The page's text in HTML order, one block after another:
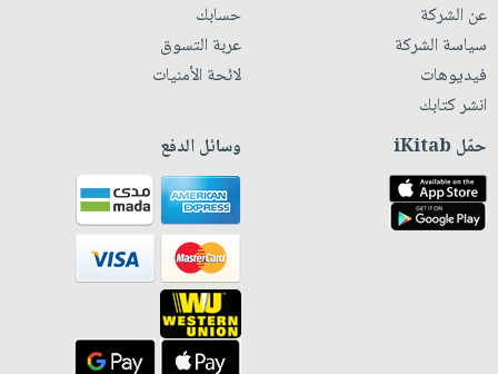
عن الشركة
سياسة الشركة
فيديوهات
انشر كتابك
حسابك
عربة التسوق
لائحة الأمنيات
حمّل iKitab وسائل الدفع